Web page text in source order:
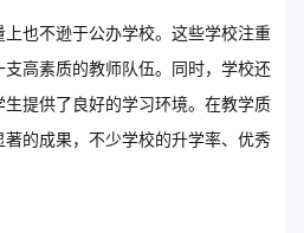
也不逊于公办学校。这些学校注重
高素质的教师队伍。同时，学校还
提供了良好的学习环境。在教学质
的成果，不少学校的升学率、优秀